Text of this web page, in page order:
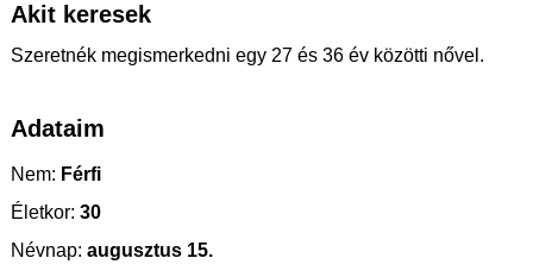
Akit keresek
Szeretnék megismerkedni egy 27 és 36 év közötti nővel.
Adataim
Nem: Férfi
Életkor: 30
Névnap: augusztus 15.